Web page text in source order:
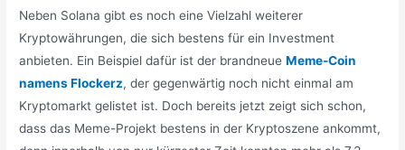
Neben Solana gibt es noch eine Vielzahl weiterer
Kryptowährungen, die sich bestens für ein Investment
anbieten. Ein Beispiel dafür ist der brandneueMeme-Coin
namens Flockerz, der gegenwärtig noch nicht einmal am
Kryptomarkt gelistet ist. Doch bereits jetzt zeigt sich schon,
dass das Meme-Projekt bestens in der Kryptoszene ankommt,